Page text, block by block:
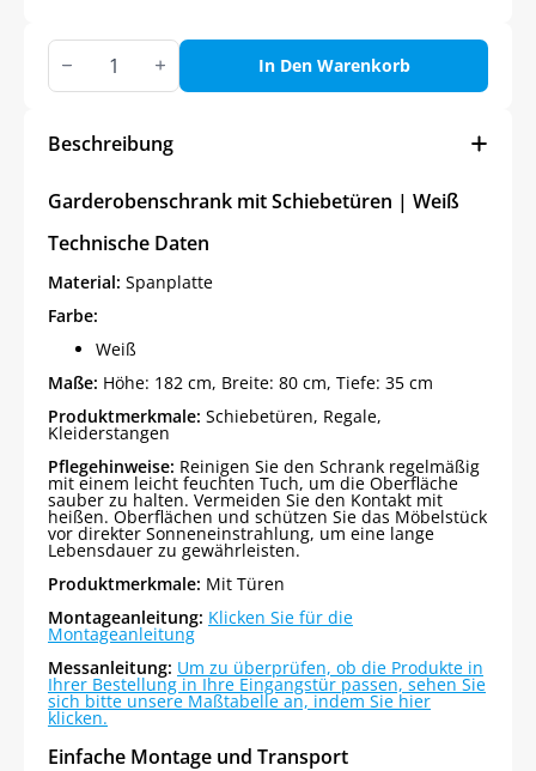
Garderobenschrank
mit
Schiebetüren
Menge
In Den Warenkorb
Beschreibung
Garderobenschrank mit Schiebetüren | Weiß
Technische Daten
Material: Spanplatte
Farbe:
Weiß
Maße: Höhe: 182 cm, Breite: 80 cm, Tiefe: 35 cm
Produktmerkmale: Schiebetüren, Regale,
Kleiderstangen
Pflegehinweise: Reinigen Sie den Schrank regelmäßig
mit einem leicht feuchten Tuch, um die Oberfläche
sauber zu halten. Vermeiden Sie den Kontakt mit
heißen. Oberflächen und schützen Sie das Möbelstück
vor direkter Sonneneinstrahlung, um eine lange
Lebensdauer zu gewährleisten.
Produktmerkmale: Mit Türen
Montageanleitung: Klicken Sie für die
Montageanleitung
Messanleitung: Um zu überprüfen, ob die Produkte in
Ihrer Bestellung in Ihre Eingangstür passen, sehen Sie
sich bitte unsere Maßtabelle an, indem Sie hier
klicken.
Einfache Montage und Transport